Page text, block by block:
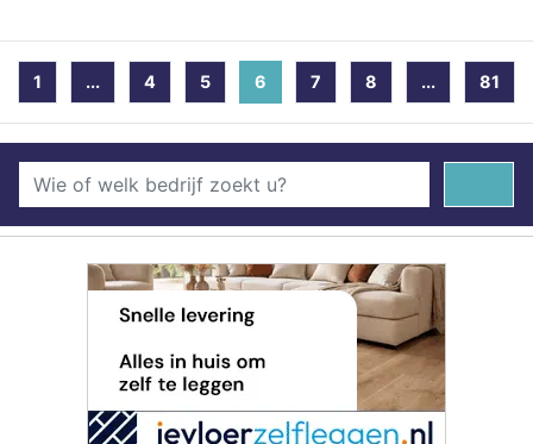
1 ... 4 5 6 (current)
7 8 ... 81